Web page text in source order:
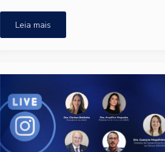
Leia mais